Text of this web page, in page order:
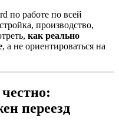
по работе по всей
производство,
как реально
, а не ориентироваться на
переезд